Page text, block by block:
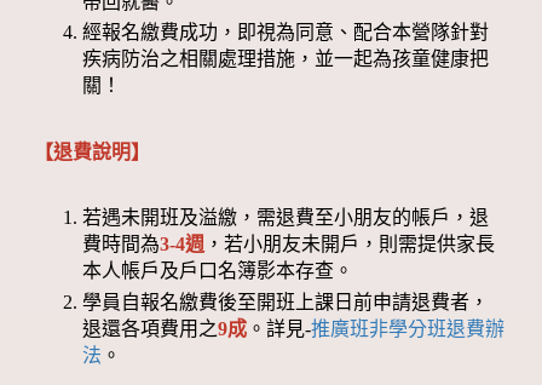
經報名繳費成功，即視為同意、配合本營隊針對
疾病防治之相關處理措施，並一起為孩童健康把
關！
【退費說明】
若遇未開班及溢繳，需退費至小朋友的帳戶，退
費時間為3-4週 ，若小朋友未開戶，則需提供家長
本人帳戶及戶口名簿影本存查。
學員自報名繳費後至開班上課日前申請退費者，
退還各項費用之9成 。詳見-推廣班非學分班退費辦
法 。